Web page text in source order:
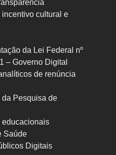
incentivo cultural e
da Lei Federal nº
– Governo Digital
de renúncia
da Pesquisa de
educacionais
Saúde
Digitais